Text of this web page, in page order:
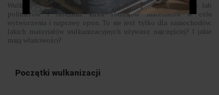
Wulkanizacja odnosi się do procesu przekształcania gumy lub
polimerów i sklejania kilku rodzajów materiałów w celu
wytworzenia i naprawy opon. To nie jest tylko dla samochodów.
Jakich materiałów wulkanizacyjnych używasz najczęściej? I jakie
mają właściwości?
Początki wulkanizacji